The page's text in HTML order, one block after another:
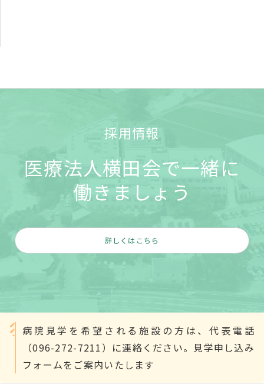
採用情報
医療法人横田会で一緒に
働きましょう
詳しくはこちら
病院見学を希望される施設の方は、代表電話
（096-272-7211）に連絡ください。見学申し込み
フォームをご案内いたします